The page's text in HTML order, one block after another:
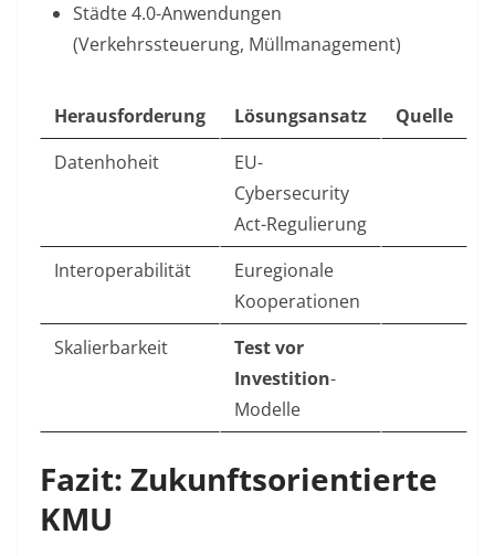
Städte 4.0-Anwendungen
(Verkehrssteuerung, Müllmanagement)
Herausforderung Lösungsansatz
Quelle
Datenhoheit
EU-
Cybersecurity
Act-Regulierung
Interoperabilität
Euregionale
Kooperationen
Skalierbarkeit
Test vor
Investition-
Modelle
Fazit: Zukunftsorientierte
KMU